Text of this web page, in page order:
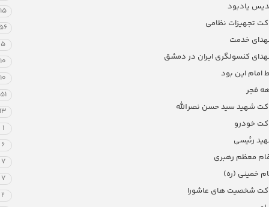
یادبود 15
تجهیزات نظامی
خدمت 5
کنسولگری ایران در دمشق 10
امام این بود 10
فجر 51
شهید سید حسن نصرالله 13
خودرو 1
رئیسی 6
معظم رهبری 7
خمینی (ره) 7
شخصیت های عاشورا 2